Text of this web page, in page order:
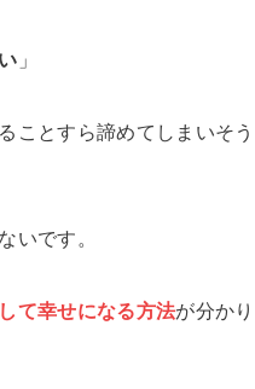
」
ことすら諦めてしまいそう
いです。
て幸せになる方法が分かり